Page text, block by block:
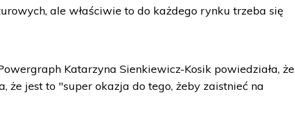
ale właściwie to do każdego rynku trzeba się
Katarzyna Sienkiewicz-Kosik powiedziała, że
że jest to "super okazja do tego, żeby zaistnieć na